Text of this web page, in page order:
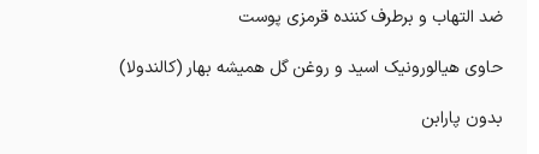
ضد التهاب و برطرف کننده قرمزی پوست
حاوی هیالورونیک اسید و روغن گل همیشه بهار (کالندولا)
بدون پارابن